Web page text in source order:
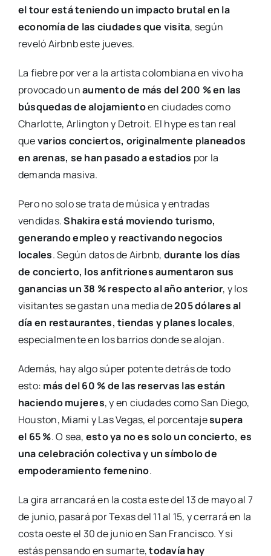
el tour está teniendo un impacto brutal en la
economía de las ciudades que visita, según
reveló Airbnb este jueves.
La fiebre por ver a la artista colombiana en vivo ha
provocado unaumento de más del 200 % en las
búsquedas de alojamientoen ciudades como
Charlotte, Arlington y Detroit. El hype es tan real
quevarios conciertos, originalmente planeados
en arenas, se han pasado a estadios por la
demanda masiva.
Pero no solo se trata de música y entradas
vendidas.Shakira está moviendo turismo,
generando empleo y reactivando negocios
locales. Según datos de Airbnb, durante los días
de concierto, los anfitriones aumentaron sus
ganancias un 38 % respecto al año anterior, y los
visitantes se gastan una media de205 dólares al
día en restaurantes, tiendas y planes locales,
especialmente en los barrios donde se alojan.
Además, hay algo súper potente detrás de todo
esto: más del 60 % de las reservas las están
haciendo mujeres, y en ciudades como San Diego,
Houston, Miami y Las Vegas, el porcentajesupera
el 65 %. O sea, esto ya no es solo un concierto, es
una celebración colectiva y un símbolo de
empoderamiento femenino.
La gira arrancará en la costa este del 13 de mayo al 7
de junio, pasará por Texas del 11 al 15, y cerrará en la
costa oeste el 30 de junio en San Francisco. Y si
estás pensando en sumarte,todavía hay